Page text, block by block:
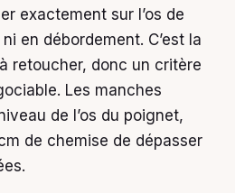
exactement sur l’os de
en débordement. C’est la
retoucher, donc un critère
Les manches
de l’os du poignet,
de chemise de dépasser